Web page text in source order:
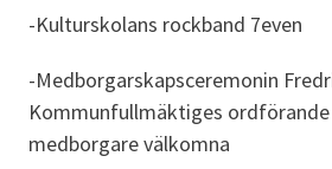
-Kulturskolans rockband 7even
-Medborgarskapsceremonin
Kommunfullmäktiges ordförande
medborgare välkomna